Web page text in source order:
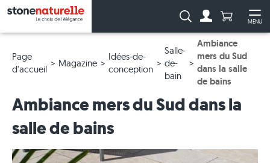
MENU
Recherche :Anzahl
Page
d'accueil
Magazine
Idées-de-
conception
Salle-
de-
bain
Ambiance
mers du Sud
dans la salle
de bains
Ambiance mers du Sud dans la
salle de bains